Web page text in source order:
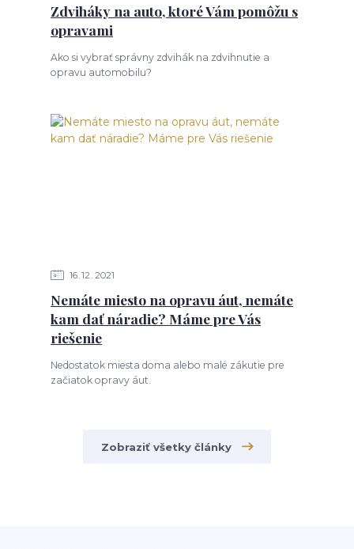
Zdviháky na auto, ktoré Vám pomôžu s
opravami
Ako si vybrať správny zdvihák na zdvihnutie a
opravu automobilu?
16 12 2021
Nemáte miesto na opravu áut, nemáte
kam dať náradie? Máme pre Vás
riešenie
Nedostatok miesta doma alebo malé zákutie pre
začiatok opravy áut.
Zobraziť všetky články